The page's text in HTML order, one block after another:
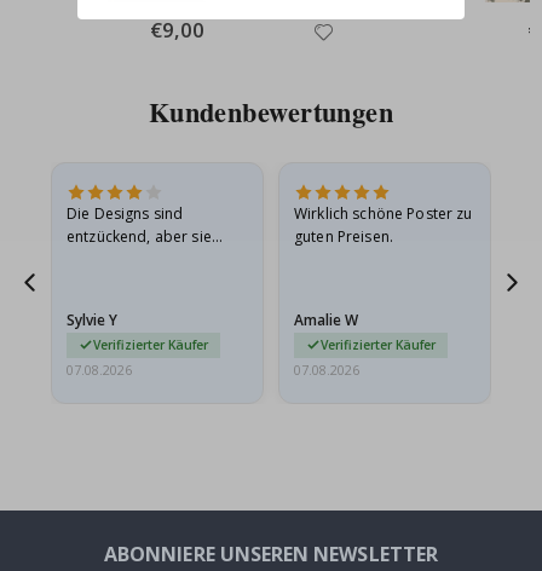
Special
Price
€9,00
Kundenbewertungen
Die Designs sind
entzückend, aber sie
sie…
Sylvie Y
Verifizierter Käufer
07.08.2026
Wirklich schöne Poster zu
guten Preisen.
Amalie W
Verifizierter Käufer
07.08.2026
ABONNIERE UNSEREN NEWSLETTER